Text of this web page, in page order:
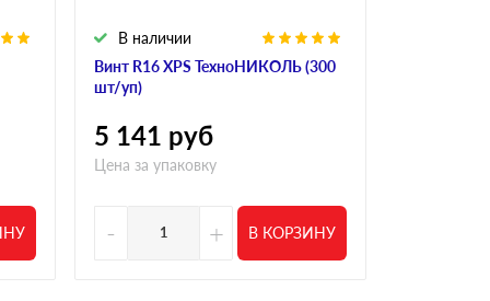
Винт R16 XPS ТехноНИКОЛЬ (300
шт/уп)
В наличии
5 141 руб
Цена за упаковку
- + В КОРЗИНУ